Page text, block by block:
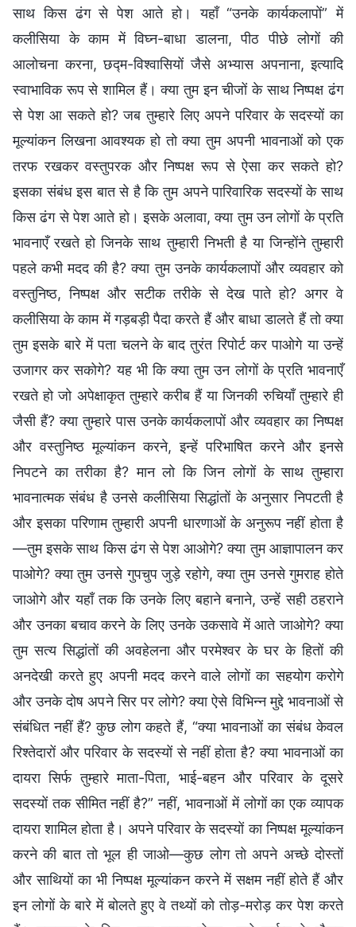
साथ किस ढंग से पेश आते हो। यहाँ “उनके कार्यकलापों” में
कलीसिया के काम में विघ्न-बाधा डालना, पीठ पीछे लोगों की
आलोचना करना, छद्म-विश्वासियों जैसे अभ्यास अपनाना, इत्यादि
स्वाभाविक रूप से शामिल हैं। क्या तुम इन चीजों के साथ निष्पक्ष ढंग
से पेश आ सकते हो? जब तुम्हारे लिए अपने परिवार के सदस्यों का
मूल्यांकन लिखना आवश्यक हो तो क्या तुम अपनी भावनाओं को एक
तरफ रखकर वस्तुपरक और निष्पक्ष रूप से ऐसा कर सकते हो?
इसका संबंध इस बात से है कि तुम अपने पारिवारिक सदस्यों के साथ
किस ढंग से पेश आते हो। इसके अलावा, क्या तुम उन लोगों के प्रति
भावनाएँ रखते हो जिनके साथ तुम्हारी निभती है या जिन्होंने तुम्हारी
पहले कभी मदद की है? क्या तुम उनके कार्यकलापों और व्यवहार को
वस्तुनिष्ठ, निष्पक्ष और सटीक तरीके से देख पाते हो? अगर वे
कलीसिया के काम में गड़बड़ी पैदा करते हैं और बाधा डालते हैं तो क्या
तुम इसके बारे में पता चलने के बाद तुरंत रिपोर्ट कर पाओगे या उन्हें
उजागर कर सकोगे? यह भी कि क्या तुम उन लोगों के प्रति भावनाएँ
रखते हो जो अपेक्षाकृत तुम्हारे करीब हैं या जिनकी रुचियाँ तुम्हारे ही
जैसी हैं? क्या तुम्हारे पास उनके कार्यकलापों और व्यवहार का निष्पक्ष
और वस्तुनिष्ठ मूल्यांकन करने, इन्हें परिभाषित करने और इनसे
निपटने का तरीका है? मान लो कि जिन लोगों के साथ तुम्हारा
भावनात्मक संबंध है उनसे कलीसिया सिद्धांतों के अनुसार निपटती है
और इसका परिणाम तुम्हारी अपनी धारणाओं के अनुरूप नहीं होता है
—तुम इसके साथ किस ढंग से पेश आओगे? क्या तुम आज्ञापालन कर
पाओगे? क्या तुम उनसे गुपचुप जुड़े रहोगे, क्या तुम उनसे गुमराह होते
जाओगे और यहाँ तक कि उनके लिए बहाने बनाने, उन्हें सही ठहराने
और उनका बचाव करने के लिए उनके उकसावे में आते जाओगे? क्या
तुम सत्य सिद्धांतों की अवहेलना और परमेश्वर के घर के हितों की
अनदेखी करते हुए अपनी मदद करने वाले लोगों का सहयोग करोगे
और उनके दोष अपने सिर पर लोगे? क्या ऐसे विभिन्न मुद्दे भावनाओं से
संबंधित नहीं हैं? कुछ लोग कहते हैं, “क्या भावनाओं का संबंध केवल
रिश्तेदारों और परिवार के सदस्यों से नहीं होता है? क्या भावनाओं का
दायरा सिर्फ तुम्हारे माता-पिता, भाई-बहन और परिवार के दूसरे
सदस्यों तक सीमित नहीं है?” नहीं, भावनाओं में लोगों का एक व्यापक
दायरा शामिल होता है। अपने परिवार के सदस्यों का निष्पक्ष मूल्यांकन
करने की बात तो भूल ही जाओ—कुछ लोग तो अपने अच्छे दोस्तों
और साथियों का भी निष्पक्ष मूल्यांकन करने में सक्षम नहीं होते हैं और
इन लोगों के बारे में बोलते हुए वे तथ्यों को तोड़-मरोड़ कर पेश करते